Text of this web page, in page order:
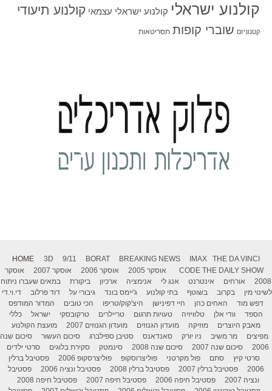
קולנוע ישראלי קולנוע ישראלי עצמאי קולנוע תיעודי
קטנוניזם שוברי קופות תסריטאות
HOME 3D 9/11 BORAT BREAKING NEWS IMAX
THE DA VINCI
CODE THE DAILY SHOW אוסקר 2005 אוסקר 2006 אוסקר 2007
אוסקר
2008
אורחים אינטרנט אנג לי אנימציה ארכיון ביקורת
במאים שעברו ניתוח
לשינוי מין
בקרוב בשוטף בתי קולנוע ג'יימס בונד גיבורי על דוד פרלוב
די.וי.די
דפש מוד
האחים כהן היי דפינישן היצ'קוק/טריפו הכי טובים
המדור המודפס
הספד
וודי אלן טלוויזיה טעויות תרגום טריילרים טרקובסקי ישראל
כללי
מאבק היוצרים
מוזיקה מועדון הגנוזים מועדון הגנוזים 2007
מועצת הקולנוע
מפיצים
מר משיב ניו יורק סאנדאנס סטיבן ספילברג סיכום העשור
סיכום שנה
2006
סיכום שנה 2007 סיכום שנה 2008 סינמטק סקירת בלוגים
סרטי ילדים
סרטי קיץ
סתם פול מקרטני פוליצרוסקופ פוליצרסקופ 2006
פסטיבל ברלין
2006
פסטיבל ברלין 2007 פסטיבל ברלין 2008 פסטיבל ונציה 2006
פסטיבל
ונציה 2007
פסטיבל חיפה 2006 פסטיבל חיפה 2007
פסטיבל חיפה 2008